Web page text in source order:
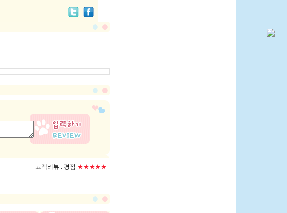
고객리뷰 : 평점 ★★★★★